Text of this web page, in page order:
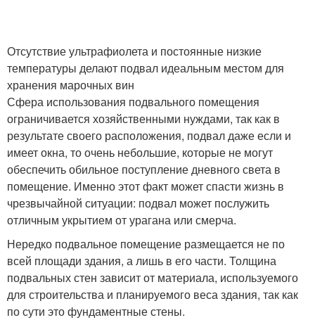
Отсутствие ультрафиолета и постоянные низкие
температуры делают подвал идеальным местом для
хранения марочных вин
Сфера использования подвального помещения
ограничивается хозяйственными нуждами, так как в
результате своего расположения, подвал даже если и
имеет окна, то очень небольшие, которые не могут
обеспечить обильное поступление дневного света в
помещение. Именно этот факт может спасти жизнь в
чрезвычайной ситуации: подвал может послужить
отличным укрытием от урагана или смерча.
Нередко подвальное помещение размещается не по
всей площади здания, а лишь в его части. Толщина
подвальных стен зависит от материала, используемого
для строительства и планируемого веса здания, так как
по сути это фундаментные стены.